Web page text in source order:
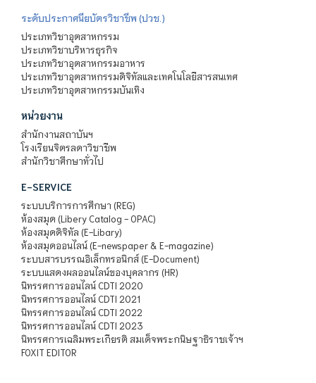
ระดับประกาศนียบัตรวิชาชีพ (ปวช.)
ประเภทวิชาอุตสาหกรรม
ประเภทวิชาบริหารธุรกิจ
ประเภทวิชาอุตสาหกรรมอาหาร
ประเภทวิชาอุตสาหกรรมดิจิทัลและเทคโนโลยีสารสนเทศ
ประเภทวิชาอุตสาหกรรมบันเทิง
หน่วยงาน
สำนักงานสถาบันฯ
โรงเรียนจิตรลดาวิชาชีพ
สำนักวิชาศึกษาทั่วไป
E-SERVICE
ระบบบริการการศึกษา (REG)
ห้องสมุด (Libery Catalog - OPAC)
ห้องสมุดดิจิทัล (E-Libary)
ห้องสมุดออนไลน์ (E-newspaper & E-magazine)
ระบบสารบรรณอิเล็กทรอนิกส์ (E-Document)
ระบบแสดงผลออนไลน์ของบุคลากร (HR)
นิทรรศการออนไลน์ CDTI 2020
นิทรรศการออนไลน์ CDTI 2021
นิทรรศการออนไลน์ CDTI 2022
นิทรรศการออนไลน์ CDTI 2023
นิทรรศการเฉลิมพระเกียรติ สมเด็จพระกนิษฐาธิราชเจ้าฯ
FOXIT EDITOR